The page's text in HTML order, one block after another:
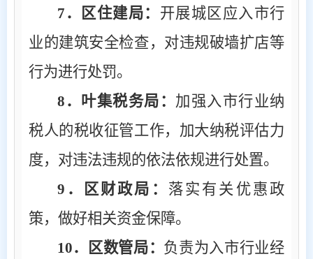
7 ．区住建局： 开展城区应入市行
业的建筑安全检查，对违规破墙扩店等
行为进行处罚。
8 ．叶集税务局： 加强入市行业纳
税人的税收征管工作，加大纳税评估力
度，对违法违规的依法依规进行处置。
9 ．区财政局： 落实有关优惠政
策，做好相关资金保障。
10．区数管局： 负责为入市行业经